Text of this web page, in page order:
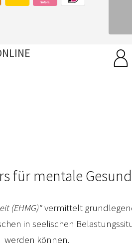
für mentale
(EHMG)"vermittelt
in seelischen
werden können.